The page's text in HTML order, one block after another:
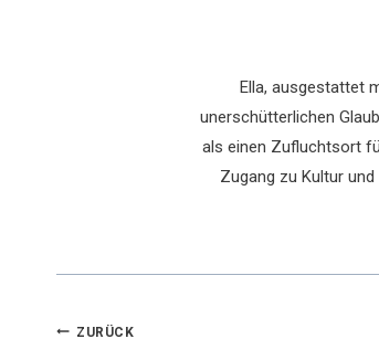
Ella, ausgestattet
unerschütterlichen
als einen Zufluchtsort
Zugang zu Kultur
ZURÜCK